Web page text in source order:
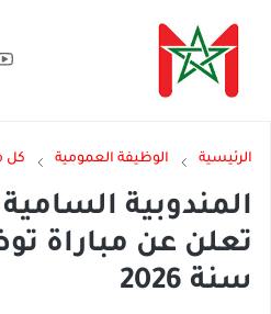
الرئيسية الوظيفة العمومية كل
المندوبية
سنة 2026